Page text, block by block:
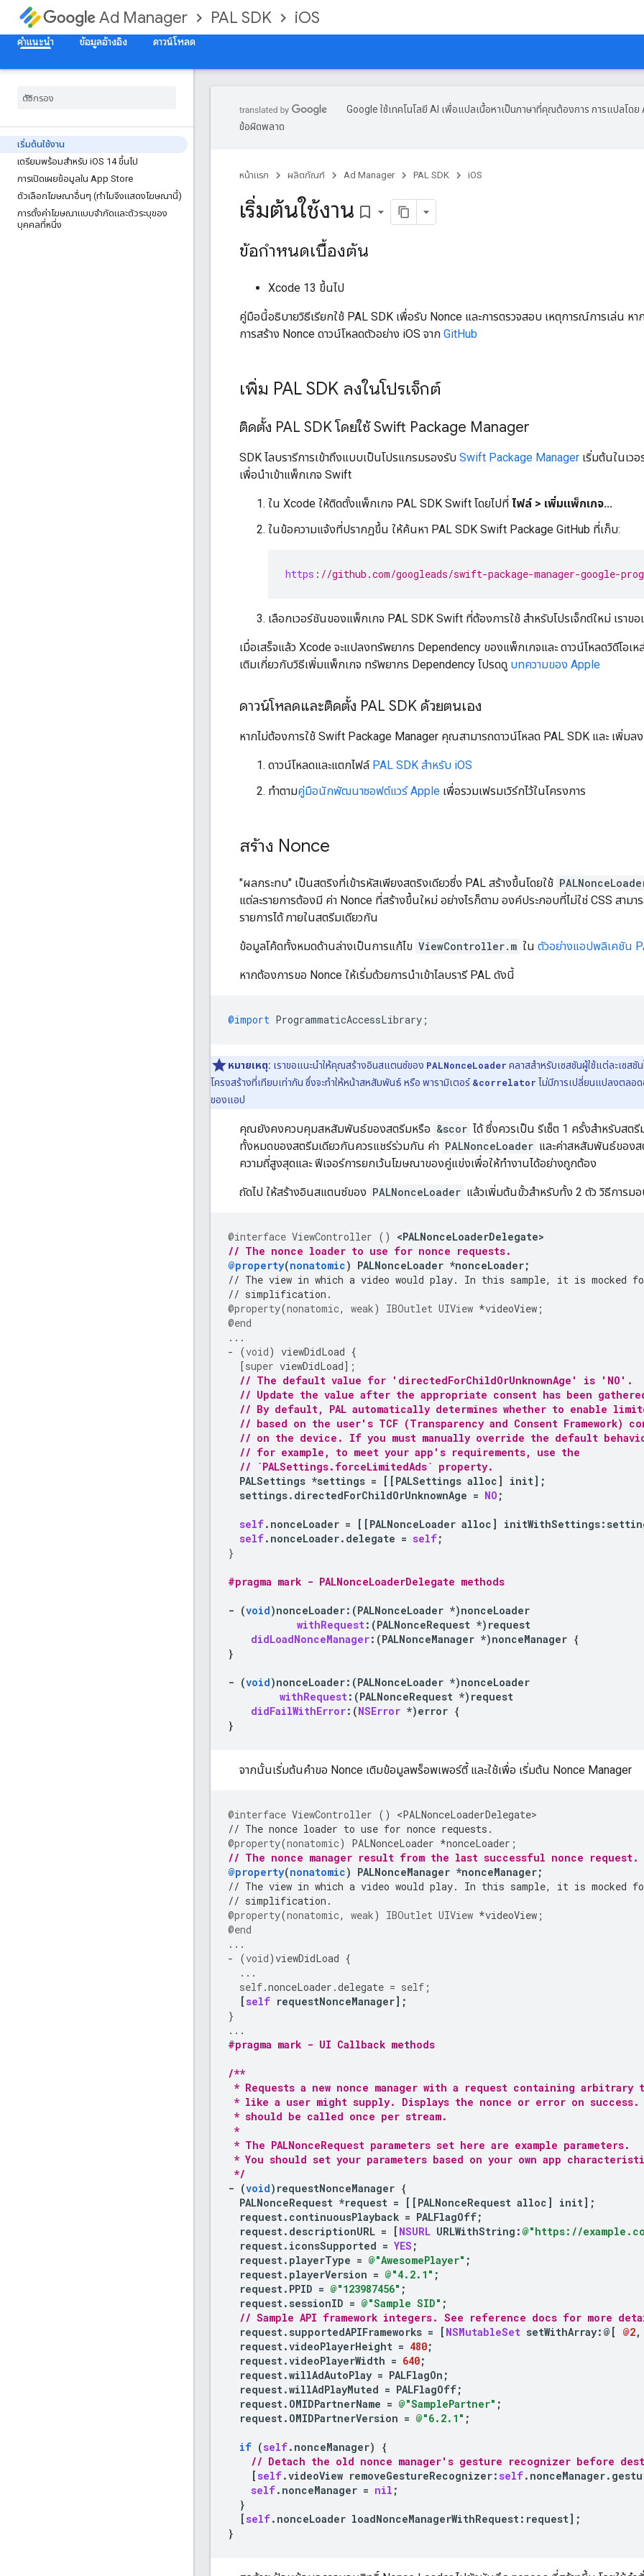
Ad Manager PAL SDK iOS
คำแนะนำ ข้อมูลอ้างอิง ดาวน์โหลด
เริ่มต้นใช้งาน
เตรียมพร้อมสําหรับ iOS 14 ขึ้นไป
การเปิดเผยข้อมูลใน App Store
ตัวเลือกโฆษณาอื่นๆ (ทําไมจึงแสดงโฆษณานี้)
การตั้งค่าโฆษณาแบบจํากัดและตัวระบุของ
บุคคลที่หนึ่ง
Google ใช้เทคโนโลยี AI เพื่อแปลเนื้อหาเป็นภาษาที่คุณต้องการ การแปลโดย
ข้อผิดพลาด
หน้าแรก ผลิตภัณฑ์ Ad Manager PAL SDK iOS
เริ่มต้นใช้งาน bookmark_border
ข้อกำหนดเบื้องต้น
Xcode 13 ขึ้นไป
คู่มือนี้อธิบายวิธีเรียกใช้ PAL SDK เพื่อรับ Nonce และการตรวจสอบ เหตุการณ์การเล่น ห
การสร้าง Nonce ดาวน์โหลดตัวอย่าง iOS จาก GitHub
เพิ่ม PAL SDK ลงในโปรเจ็กต์
ติดตั้ง PAL SDK โดยใช้ Swift Package Manager
SDK ไลบรารีการเข้าถึงแบบเป็นโปรแกรมรองรับ Swift Package Manager เริ่มต้นในเว
เพื่อนำเข้าแพ็กเกจ Swift
ใน Xcode ให้ติดตั้งแพ็กเกจ PAL SDK Swift โดยไปที่ ไฟล์ > เพิ่มแพ็กเกจ...
ในข้อความแจ้งที่ปรากฏขึ้น ให้ค้นหา PAL SDK Swift Package GitHub ที่เก็บ:
https : //github.com/googleads/swift-package-manager-google-
เลือกเวอร์ชันของแพ็กเกจ PAL SDK Swift ที่ต้องการใช้ สําหรับโปรเจ็กต์ใหม่ เราขอ
เมื่อเสร็จแล้ว Xcode จะแปลงทรัพยากร Dependency ของแพ็กเกจและ ดาวน์โหลดวิดีโอเ
เติมเกี่ยวกับวิธีเพิ่มแพ็กเกจ ทรัพยากร Dependency โปรดดู บทความของ Apple
ดาวน์โหลดและติดตั้ง PAL SDK ด้วยตนเอง
หากไม่ต้องการใช้ Swift Package Manager คุณสามารถดาวน์โหลด PAL SDK และ เพิ่มล
ดาวน์โหลดและแตกไฟล์ PAL SDK สำหรับ iOS
ทำตามคู่มือนักพัฒนาซอฟต์แวร์ Apple เพื่อรวมเฟรมเวิร์กไว้ในโครงการ
สร้าง Nonce
"ผลกระทบ" เป็นสตริงที่เข้ารหัสเพียงสตริงเดียวซึ่ง PAL สร้างขึ้นโดยใช้
แต่ละรายการต้องมี ค่า Nonce ที่สร้างขึ้นใหม่ อย่างไรก็ตาม องค์ประกอบที่ไม่ใช่ CSS สามา
รายการได้ ภายในสตรีมเดียวกัน
ข้อมูลโค้ดทั้งหมดด้านล่างเป็นการแก้ไข ViewController.m ใน ตัวอย่างแอปพลิเคชัน
หากต้องการขอ Nonce ให้เริ่มด้วยการนำเข้าไลบรารี PAL ดังนี้
@import ProgrammaticAccessLibrary ;
หมายเหตุ: เราขอแนะนำให้คุณสร้างอินสแตนซ์ของ PALNonceLoader คลาสสำหรับเซสชันผู้ใช้แต่ละเซส
โครงสร้างที่เทียบเท่ากัน ซึ่งจะทําให้หน้าสหสัมพันธ์ หรือ พารามิเตอร์&correlator ไม่มีการเปลี่ยนแปลงตลอด
ของแอป
คุณยังคงควบคุมสหสัมพันธ์ของสตรีมหรือ &scor ได้ ซึ่งควรเป็น รีเซ็ต 1 ครั้งสำหรับสต
ทั้งหมดของสตรีมเดียวกันควรแชร์ร่วมกัน ค่า PALNonceLoader และค่าสหสัมพันธ์ของ
ความถี่สูงสุดและ ฟีเจอร์การยกเว้นโฆษณาของคู่แข่งเพื่อให้ทำงานได้อย่างถูกต้อง
ถัดไป ให้สร้างอินสแตนซ์ของ PALNonceLoader แล้วเพิ่มต้นขั้วสำหรับทั้ง 2 ตัว วิธีการม
@interface ViewController () <PALNonceLoaderDelegate
// The nonce loader to use for nonce requests.
@property(nonatomic) PALNonceLoader *nonceLoader;
// The view in which a video would play. In this sample, it is mocked
// simplification.
@property(nonatomic, weak) IBOutlet UIView *videoView ;
@end
...
-
(void) viewDidLoad {
[super viewDidLoad];
// The default value for 'directedForChildOrUnknownAge' is 'NO'.
// Update the value after the appropriate consent has been
// By default, PAL automatically determines whether to enable
// based on the user's TCF (Transparency and Consent Framework)
// on the device. If you must manually override the default
// for example, to meet your app's requirements, use the
// `PALSettings.forceLimitedAds` property.
PALSettings *settings = [[ PALSettings alloc] init];
settings. directedForChildOrUnknownAge = NO ;
self. nonceLoader = [[ PALNonceLoader alloc] initWithSettings:
self. nonceLoader. delegate = self;
}
#pragma mark - PALNonceLoaderDelegate methods
- (void)nonceLoader: (PALNonceLoader *)nonceLoader
withRequest:(PALNonceRequest *) request
didLoadNonceManager:(PALNonceManager *)nonceManager {
}
- (void)nonceLoader: (PALNonceLoader *)nonceLoader
withRequest:(PALNonceRequest *) request
didFailWithError:(NSError *)error {
}
จากนั้นเริ่มต้นคำขอ Nonce เติมข้อมูลพร็อพเพอร์ตี้ และใช้เพื่อ เริ่มต้น Nonce Manager
@interface ViewController () <PALNonceLoaderDelegate
// The nonce loader to use for nonce requests.
@property(nonatomic) PALNonceLoader *nonceLoader ;
// The nonce manager result from the last successful nonce request.
@property(nonatomic) PALNonceManager *nonceManager;
// The view in which a video would play. In this sample, it is mocked
// simplification.
@property(nonatomic, weak) IBOutlet UIView *videoView ;
@end
...
-
(void)viewDidLoad {
...
self.nonceLoader .delegate = self ;
[ self requestNonceManager];
}
...
#pragma mark - UI Callback methods
/**
* Requests a new nonce manager with a request containing arbitrary
* like a user might supply. Displays the nonce or error on success.
* should be called once per stream.
*
* The PALNonceRequest parameters set here are example parameters.
* You should set your parameters based on your own app
*/
- (void) requestNonceManager {
PALNonceRequest *request = [[ PALNonceRequest alloc] init];
request. continuousPlayback = PALFlagOff;
request. descriptionURL = [ NSURL URLWithString : @"https://
request. iconsSupported = YES ;
request. playerType = @"AwesomePlayer" ;
request. playerVersion = @"4.2.1" ;
request. PPID = @"123987456" ;
request. sessionID = @"Sample SID" ;
// Sample API framework integers. See reference docs for more
request. supportedAPIFrameworks = [ NSMutableSet setWithArray: @[ @2,
request.videoPlayerHeight = 480;
request.videoPlayerWidth = 640;
request.willAdAutoPlay = PALFlagOn ;
request.willAdPlayMuted = PALFlagOff;
request. OMIDPartnerName = @"SamplePartner" ;
request. OMIDPartnerVersion = @"6.2.1" ;
if (self. nonceManager)
{
// Detach the old nonce manager's gesture recognizer before
[ self.videoView removeGestureRecognizer: self. nonceManager.
self. nonceManager = nil ;
}
[ self. nonceLoader loadNonceManagerWithRequest: request];
}